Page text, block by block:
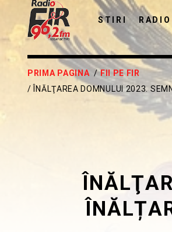
STIRI RADIO
PRIMA PAGINA /FII PE FIR
/ ÎNĂLŢAREA DOMNULUI 2023.